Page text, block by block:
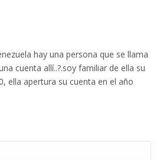
hay una persona que se llama
cuenta allí..?.soy familiar de ella su
ella apertura su cuenta en el año